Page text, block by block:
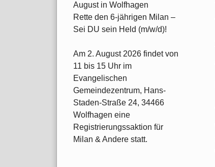
August in Wolfhagen
Rette den 6-jährigen Milan –
Sei DU sein Held (m/w/d)!
Am 2. August 2026 findet von
11 bis 15 Uhr im
Evangelischen
Gemeindezentrum, Hans-
Staden-Straße 24, 34466
Wolfhagen eine
Registrierungssaktion für
Milan & Andere statt.